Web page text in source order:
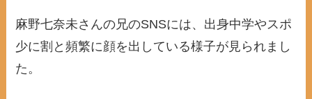
麻野七奈未さんの兄のSNSには、出身中学やスポ
少に割と頻繁に顔を出している様子が見られまし
た。